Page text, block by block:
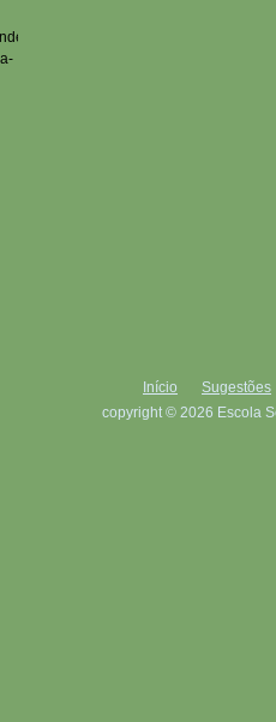
Início
Sugestões
copyright © 2026 Escola